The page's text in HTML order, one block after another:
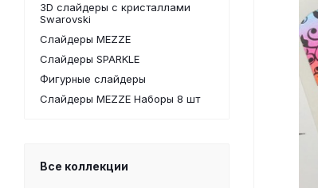
3D слайдеры с кристаллами
Swarovski
Слайдеры MEZZE
Слайдеры SPARKLE
Фигурные слайдеры
Слайдеры MEZZE Наборы 8 шт
Все коллекции